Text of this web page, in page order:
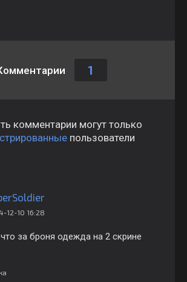
1
комментарии могут только
пользователи
12-10 16:28
за броня одежда на 2 скрине